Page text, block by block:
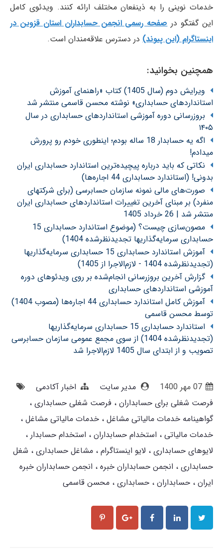
خدمات نوینی را به ذینفعان مختلف ارائه کنند. ویدئوی کامل
این گفتگو درصفحه رسمی انجمن حسابداران استان قزوین در
اینستاگرام (این پیوند)در دسترس علاقه‌مندان است.
همچنین بخوانید:
ویرایش دوم (سال 1405) کتاب «راهنمای آموزش
استانداردهای حسابداری» نوشته محسن قاسمی منتشر شد
بروزرسانی دوره آموزشی استانداردهای حسابداری در سال
۱۴۰۵
اگه یه حسابدار 18 ساله بودم؛ اینطوری خودم رو پرورش
میدادم!
نکاتی که باید درباره پیچیده‌ترین استاندارد حسابداری ایران
بدونی! (استاندارد حسابداری 44 اجاره‌ها)
صورت‌های مالی نمونه سازمان حسابرسی (برای شرکتهای
منفرد) بر مبنای آخرین تغییرات استانداردهای حسابداری ایران
منتشر شد | 26 خرداد 1405
مصون‌سازی چیست؟ (موضوع استاندارد حسابداری 15
حسابداری سرمایه‌گذاریها تجدیدنظرشده 1404)
آموزش استاندارد حسابداری 15 حسابداری سرمایه‌گذاریها
(تجدیدنظرشده 1404 - لازم‌الاجرا از 1405)
گزارش آخرین بروزرسانی انجام‌شده بر روی ویدئوهای دوره
آموزشی استانداردهای حسابداری
آموزش کامل استاندارد حسابداری 44 اجاره‌ها (مصوب 1404)
توسط محسن قاسمی
استاندارد حسابداری 15 حسابداری سرمایه‌گذاریها
(تجدیدنظرشده 1404) از سوی مجمع عمومی سازمان حسابرسی
تصویب و از ابتدای سال 1405 لازم‌الاجرا شد
07 مهر 1400 مدیر سایت
اخبار آکادمی
فرصت شغلی برای حسابداران
فرصت شغلی حسابداری
گواهینامه خدمات مالیاتی مشاغل خدمات مالیاتی مشاغل
خدمات مالیاتی استخدام حسابداران
استخدام حسابدار
لایوهای حسابداری لایو اینستاگرام مشاغل حسابداری شغل
حسابداری انجمن حسابداران خبره انجمن حسابداران خبره
ایران
حسابداران حسابداری محسن قاسمی